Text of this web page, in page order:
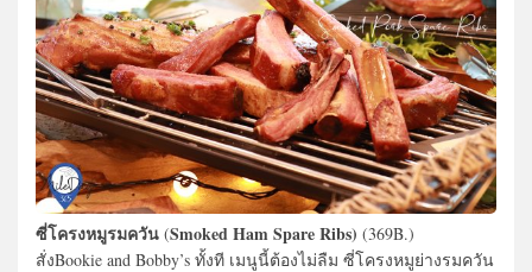
ซี่โครงหมูรมควัน (Smoked Ham Spare Ribs) (369B.)
สั่งBookie and Bobby’s ทั้งที เมนูนี้ต้องไม่ลืม ซี่โครงหมูย่างรมควัน